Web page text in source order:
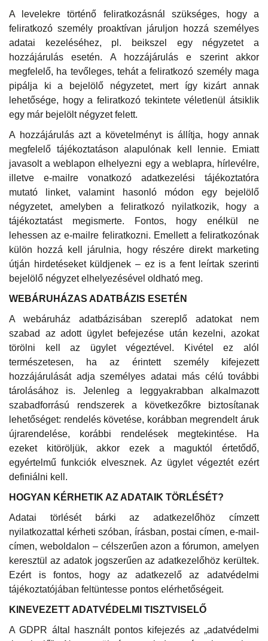
A levelekre történő feliratkozásnál szükséges, hogy a
feliratkozó személy proaktívan járuljon hozzá személyes
adatai kezeléséhez, pl. beikszel egy négyzetet a
hozzájárulás esetén. A hozzájárulás e szerint akkor
megfelelő, ha tevőleges, tehát a feliratkozó személy maga
pipálja ki a bejelölő négyzetet, mert így kizárt annak
lehetősége, hogy a feliratkozó tekintete véletlenül átsiklik
egy már bejelölt négyzet felett.
A hozzájárulás azt a követelményt is állítja, hogy annak
megfelelő tájékoztatáson alapulónak kell lennie. Emiatt
javasolt a weblapon elhelyezni egy a weblapra, hírlevélre,
illetve e-mailre vonatkozó adatkezelési tájékoztatóra
mutató linket, valamint hasonló módon egy bejelölő
négyzetet, amelyben a feliratkozó nyilatkozik, hogy a
tájékoztatást megismerte. Fontos, hogy enélkül ne
lehessen az e-mailre feliratkozni. Emellett a feliratkozónak
külön hozzá kell járulnia, hogy részére direkt marketing
útján hirdetéseket küldjenek – ez is a fent leírtak szerinti
bejelölő négyzet elhelyezésével oldható meg.
WEBÁRUHÁZAS ADATBÁZIS ESETÉN
A webáruház adatbázisában szereplő adatokat nem
szabad az adott ügylet befejezése után kezelni, azokat
törölni kell az ügylet végeztével. Kivétel ez alól
természetesen, ha az érintett személy kifejezett
hozzájárulását adja személyes adatai más célú további
tárolásához is. Jelenleg a leggyakrabban alkalmazott
szabadforrású rendszerek a következőkre biztosítanak
lehetőséget: rendelés követése, korábban megrendelt áruk
újrarendelése, korábbi rendelések megtekintése. Ha
ezeket kitöröljük, akkor ezek a maguktól értetődő,
egyértelmű funkciók elvesznek. Az ügylet végeztét ezért
definiálni kell.
HOGYAN KÉRHETIK AZ ADATAIK TÖRLÉSÉT?
Adatai törlését bárki az adatkezelőhöz címzett
nyilatkozattal kérheti szóban, írásban, postai címen, e-mail-
címen, weboldalon – célszerűen azon a fórumon, amelyen
keresztül az adatok jogszerűen az adatkezelőhöz kerültek.
Ezért is fontos, hogy az adatkezelő az adatvédelmi
tájékoztatójában feltüntesse pontos elérhetőségeit.
KINEVEZETT ADATVÉDELMI TISZTVISELŐ
A GDPR által használt pontos kifejezés az „adatvédelmi